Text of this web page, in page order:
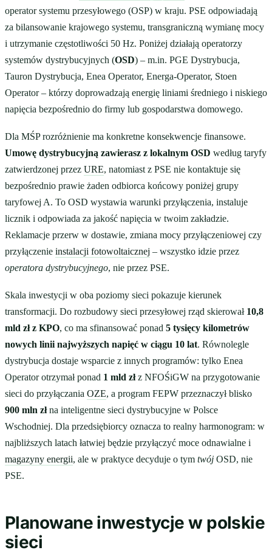
operator systemu przesyłowego (OSP) w kraju. PSE odpowiadają
za bilansowanie krajowego systemu, transgraniczną wymianę mocy
i utrzymanie częstotliwości 50 Hz. Poniżej działają operatorzy
systemów dystrybucyjnych (OSD) – m.in. PGE Dystrybucja,
Tauron Dystrybucja, Enea Operator, Energa-Operator, Stoen
Operator – którzy doprowadzają energię liniami średniego i niskiego
napięcia bezpośrednio do firmy lub gospodarstwa domowego.
Dla MŚP rozróżnienie ma konkretne konsekwencje finansowe.
Umowę dystrybucyjną zawierasz z lokalnym OSD według taryfy
zatwierdzonej przez URE, natomiast z PSE nie kontaktuje się
bezpośrednio prawie żaden odbiorca końcowy poniżej grupy
taryfowej A. To OSD wystawia warunki przyłączenia, instaluje
licznik i odpowiada za jakość napięcia w twoim zakładzie.
Reklamacje przerw w dostawie, zmiana mocy przyłączeniowej czy
przyłączenie instalacji fotowoltaicznej – wszystko idzie przez
operatora dystrybucyjnego, nie przez PSE.
Skala inwestycji w oba poziomy sieci pokazuje kierunek
transformacji. Do rozbudowy sieci przesyłowej rząd skierował 10,8
mld zł z KPO, co ma sfinansować ponad 5 tysięcy kilometrów
nowych linii najwyższych napięć w ciągu 10 lat. Równolegle
dystrybucja dostaje wsparcie z innych programów: tylko Enea
Operator otrzymał ponad 1 mld złz NFOŚiGW na przygotowanie
sieci do przyłączania OZE, a program FEPW przeznaczył blisko
900 mln złna inteligentne sieci dystrybucyjne w Polsce
Wschodniej. Dla przedsiębiorcy oznacza to realny harmonogram: w
najbliższych latach łatwiej będzie przyłączyć moce odnawialne i
magazyny energii, ale w praktyce decyduje o tym twój OSD, nie
PSE.
Planowane inwestycje w polskie
sieci